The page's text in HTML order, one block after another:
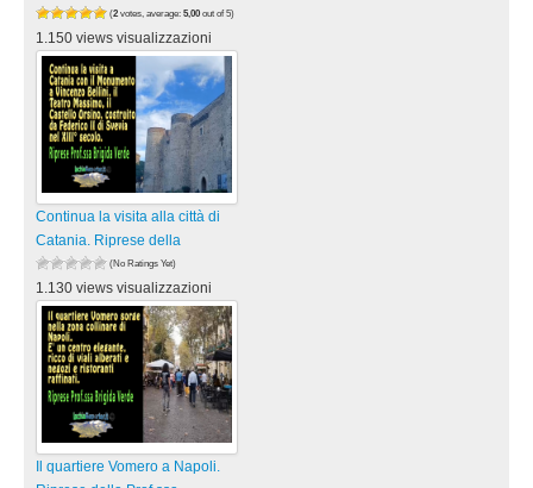
(2 votes, average: 5,00 out of 5)
1.150 views visualizzazioni
Continua la visita alla città di
Catania. Riprese della
(No Ratings Yet)
1.130 views visualizzazioni
Il quartiere Vomero a Napoli.